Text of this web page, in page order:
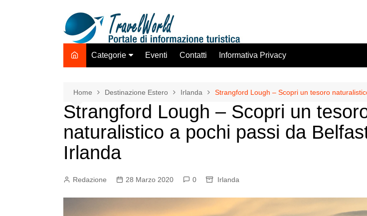
Categorie
Destinazione Italia
TO ADV OLTA
Trasporti
Hotel Strutture Ricettive
Istituzioni Associazioni
Assicurazioni Servizi
Tecnologie Mercato
Eventi Contatti Informativa Privacy
Home Destinazione Estero Irlanda Strangford Lough – Scopri un tesoro
Strangford Lough – Scopri un
naturalistico a pochi passi da
Irlanda
Redazione 28 Marzo 2020 0 Irlanda